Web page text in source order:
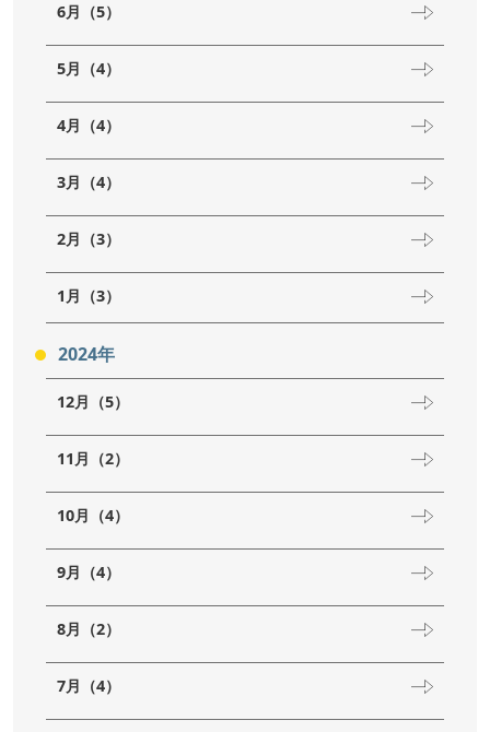
6月（5）
5月（4）
4月（4）
3月（4）
2月（3）
1月（3）
2024年
12月（5）
11月（2）
10月（4）
9月（4）
8月（2）
7月（4）